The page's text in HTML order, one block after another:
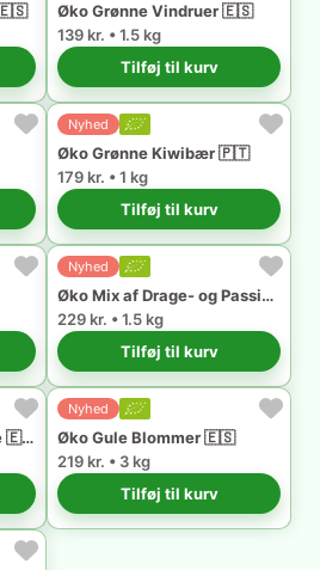
🇪🇸
Øko Grønne Vindruer 🇪🇸
139 kr. • 1.5 kg
Tilføj til kurv
Nyhed
Øko Grønne Kiwibær 🇵🇹
179 kr. • 1 kg
Tilføj til kurv
Nyhed
Øko Mix af Drage- og Passionsfrugt 🇪🇸
229 kr. • 1.5 kg
Tilføj til kurv
Øko Eksotisk Frugtkasse 🇪🇸
Nyhed
Øko Gule Blommer 🇪🇸
219 kr. • 3 kg
Tilføj til kurv